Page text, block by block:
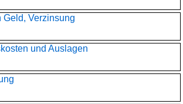
Geld, Verzinsung
und Auslagen